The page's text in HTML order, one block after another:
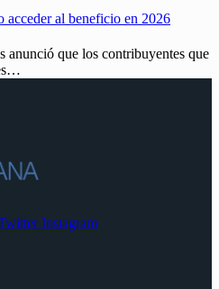
acceder al beneficio en 2026
anunció que los contribuyentes que
Instagram